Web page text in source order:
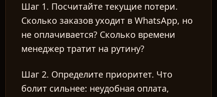
Шаг 1. Посчитайте текущие потери.
Сколько заказов уходит в WhatsApp, но
не оплачивается? Сколько времени
менеджер тратит на рутину?
Шаг 2. Определите приоритет. Что
болит сильнее: неудобная оплата,